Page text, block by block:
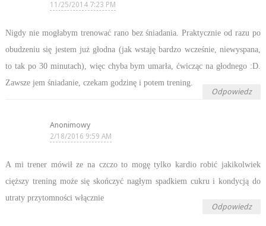
11/25/2014 7:23 PM
Nigdy nie mogłabym trenować rano bez śniadania. Praktycznie od razu po
obudzeniu się jestem już głodna (jak wstaję bardzo wcześnie, niewyspana,
to tak po 30 minutach), więc chyba bym umarła, ćwicząc na głodnego :D.
Zawsze jem śniadanie, czekam godzinę i potem trening.
Odpowiedz
Anonimowy
2/18/2016 9:59 AM
A mi trener mówił ze na czczo to mogę tylko kardio robić jakikolwiek
cięższy trening może się skończyć nagłym spadkiem cukru i kondycją do
utraty przytomności włącznie
Odpowiedz